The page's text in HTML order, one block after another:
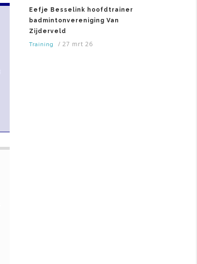
Eefje Besselink hoofdtrainer
badmintonvereniging Van
Zijderveld
Training
/ 27 mrt 26